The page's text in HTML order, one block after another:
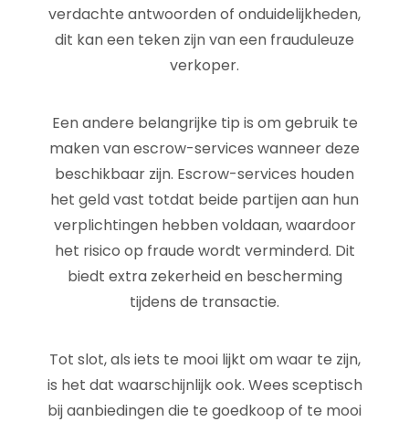
verdachte antwoorden of onduidelijkheden,
dit kan een teken zijn van een frauduleuze
verkoper.
Een andere belangrijke tip is om gebruik te
maken van escrow-services wanneer deze
beschikbaar zijn. Escrow-services houden
het geld vast totdat beide partijen aan hun
verplichtingen hebben voldaan, waardoor
het risico op fraude wordt verminderd. Dit
biedt extra zekerheid en bescherming
tijdens de transactie.
Tot slot, als iets te mooi lijkt om waar te zijn,
is het dat waarschijnlijk ook. Wees sceptisch
bij aanbiedingen die te goedkoop of te mooi